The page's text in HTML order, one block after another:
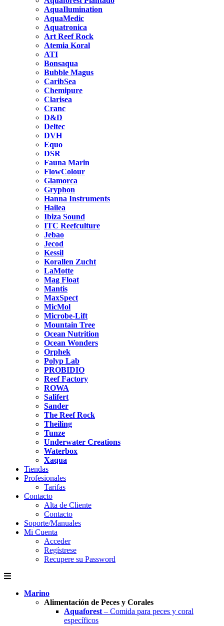
AquaIlumination
AquaMedic
Aquatronica
Art Reef Rock
Atemia Koral
ATI
Bonsaqua
Bubble Magus
CaribSea
Chemipure
Clarisea
Cranc
D&D
Deltec
DVH
Equo
DSR
Fauna Marin
FlowColour
Glamorca
Gryphon
Hanna Instruments
Hailea
Ibiza Sound
ITC Reefculture
Jebao
Jecod
Kessil
Korallen Zucht
LaMotte
Mag Float
Mantis
MaxSpect
MicMol
Microbe-Lift
Mountain Tree
Ocean Nutrition
Ocean Wonders
Orphek
Polyp Lab
PROBIDIO
Reef Factory
ROWA
Salifert
Sander
The Reef Rock
Theiling
Tunze
Underwater Creations
Waterbox
Xaqua
Tiendas
Profesionales
Tarifas
Contacto
Alta de Cliente
Contacto
Soporte/Manuales
Mi Cuenta
Acceder
Regístrese
Recupere su Password
Marino
Alimentación de Peces y Corales
Aquaforest – Comida para peces y coral
específicos